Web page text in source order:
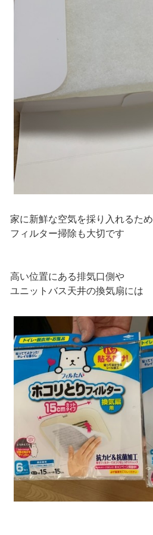
家に新鮮な空気を採り入れるため
フィルター掃除も大切です
高い位置にある排気口側や
ユニットバス天井の換気扇には